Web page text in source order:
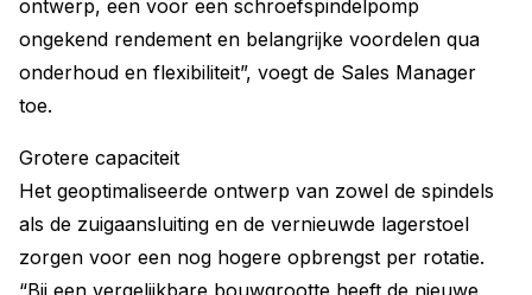
ontwerp, een voor een schroefspindelpomp
ongekend rendement en belangrijke voordelen qua
onderhoud en flexibiliteit”, voegt de Sales Manager
toe.
Grotere capaciteit
Het geoptimaliseerde ontwerp van zowel de spindels
als de zuigaansluiting en de vernieuwde lagerstoel
zorgen voor een nog hogere opbrengst per rotatie.
“Bij een vergelijkbare bouwgrootte heeft de nieuwe